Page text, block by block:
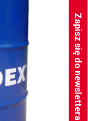
Zapisz się do newslettera